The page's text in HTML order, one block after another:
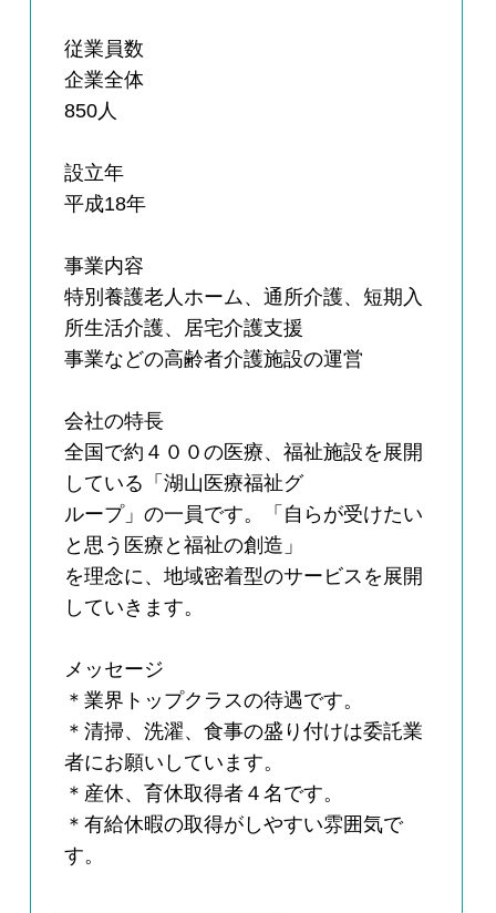
従業員数
企業全体
850人
設立年
平成18年
事業内容
特別養護老人ホーム、通所介護、短期入
所生活介護、居宅介護支援
事業などの高齢者介護施設の運営
会社の特長
全国で約４００の医療、福祉施設を展開
している「湖山医療福祉グ
ループ」の一員です。「自らが受けたい
と思う医療と福祉の創造」
を理念に、地域密着型のサービスを展開
していきます。
メッセージ
＊業界トップクラスの待遇です。
＊清掃、洗濯、食事の盛り付けは委託業
者にお願いしています。
＊産休、育休取得者４名です。
＊有給休暇の取得がしやすい雰囲気で
す。